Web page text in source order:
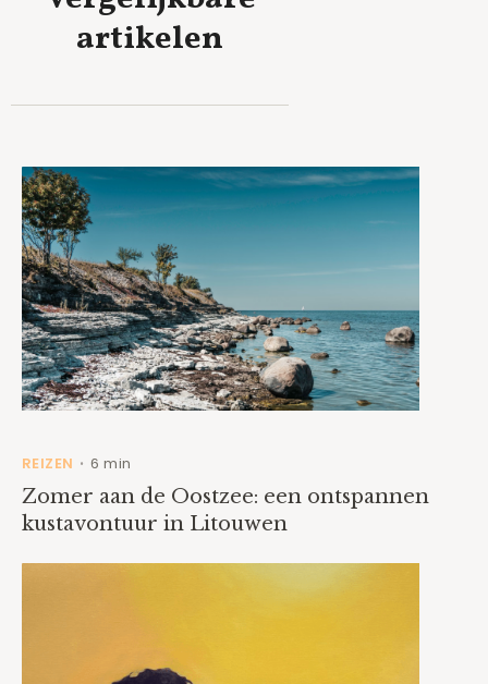
artikelen
REIZEN •6 min
Zomer aan de Oostzee: een ontspannen
kustavontuur in Litouwen